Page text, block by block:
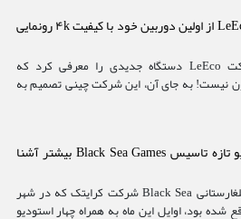
شرکت LeEco از اولین دوربین خود با کیفیت ۴k رونمایی
مروز شرکت LeEco دستگاه جدیدی را معرفی کرد که
نیست! به جای آن، این شرکت چینی تصمیم به
با استودیو تازه تاسیس Black Sea Games بیشتر آشنا
استودیو بلغارستانی Black Sea شرکت کرایتک که در شهر
شده بود، اوایل این ماه به همراه چهار استودیو